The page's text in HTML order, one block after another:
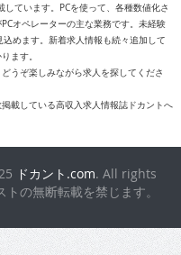
しています。PCを使って、各種数値化さ
オペレーターの主な業務です。未経験
めます。新着求人情報も続々追加して
ます。
うぞ楽しみながら求人を探してくださ
載している高収入求人情報誌ドカントへ
ドカント.com. All rights
の無断転載を禁じます。